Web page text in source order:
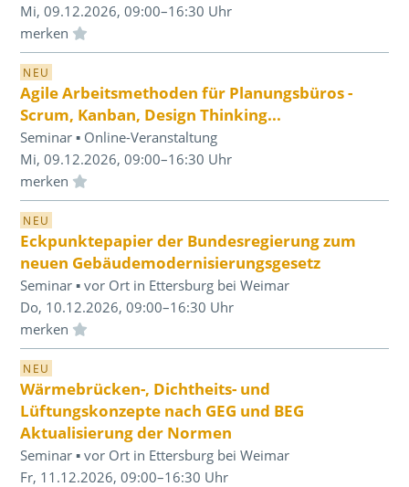
Mi, 09.12.2026, 09:00–16:30 Uhr
Einloggen und Merkliste benutzen
NEU
Agile Arbeitsmethoden für Planungsbüros -
Scrum, Kanban, Design Thinking...
Seminar ▪ Online-Veranstaltung
Mi, 09.12.2026, 09:00–16:30 Uhr
Einloggen und Merkliste benutzen
NEU
Eckpunktepapier der Bundesregierung zum
neuen Gebäudemodernisierungsgesetz
Seminar ▪ vor Ort in Ettersburg bei Weimar
Do, 10.12.2026, 09:00–16:30 Uhr
Einloggen und Merkliste benutzen
NEU
Wärmebrücken-, Dichtheits- und
Lüftungskonzepte nach GEG und BEG
Aktualisierung der Normen
Seminar ▪ vor Ort in Ettersburg bei Weimar
Fr, 11.12.2026, 09:00–16:30 Uhr